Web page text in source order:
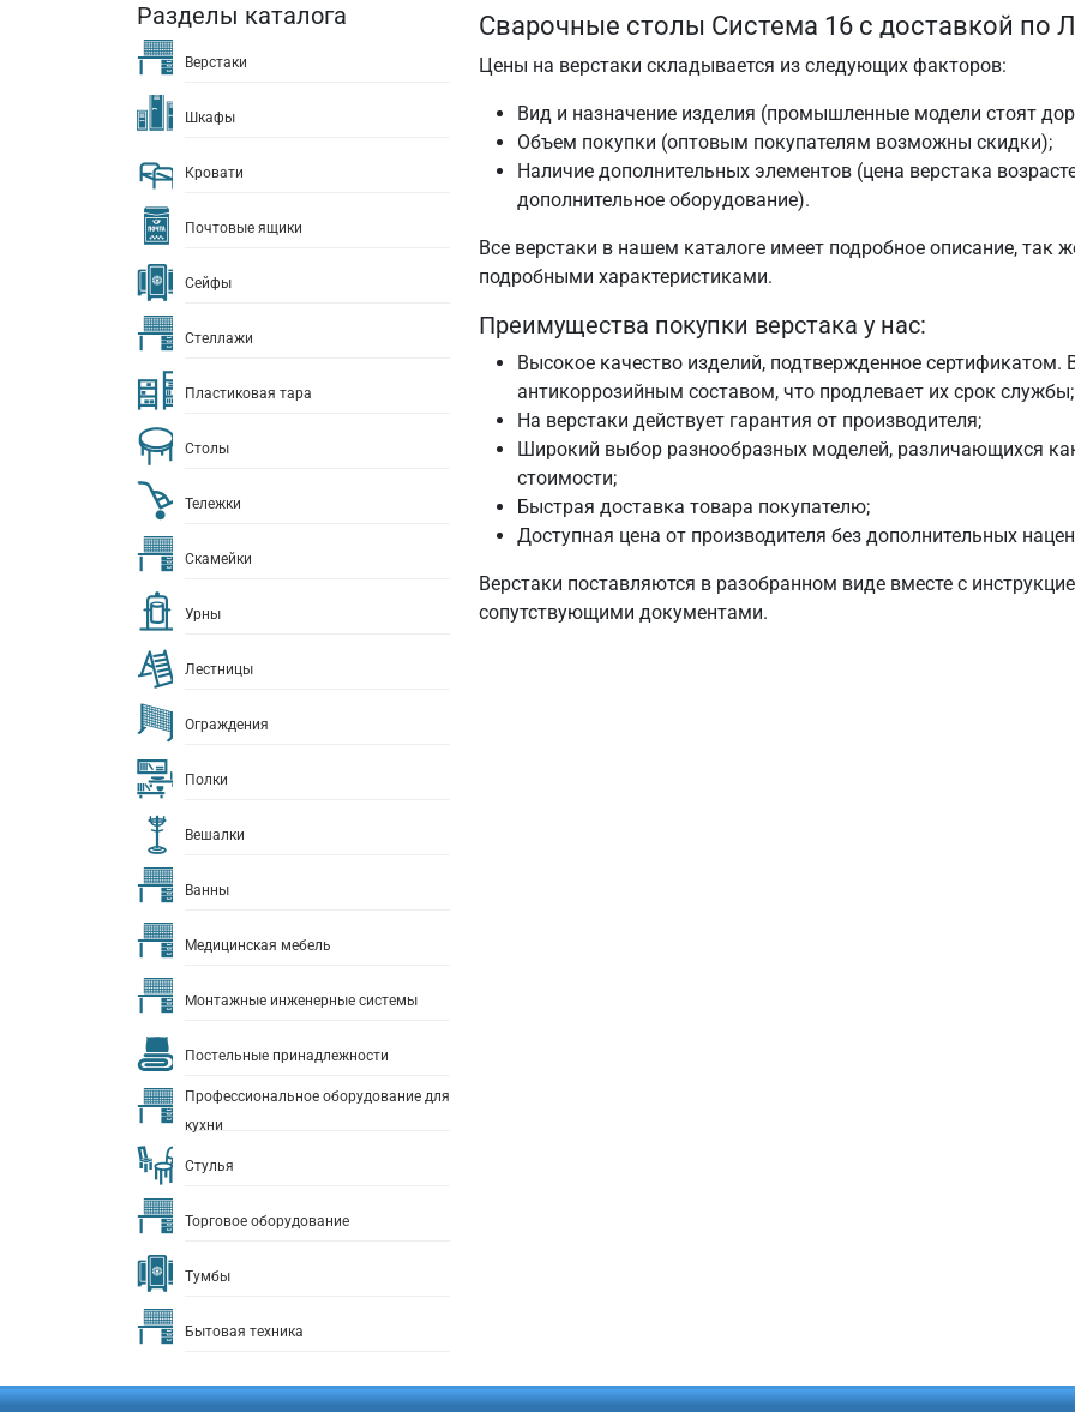
Разделы каталога
Верстаки
Шкафы
Кровати
Почтовые ящики
Сейфы
Стеллажи
Пластиковая тара
Столы
Тележки
Скамейки
Урны
Лестницы
Ограждения
Полки
Вешалки
Ванны
Медицинская мебель
Монтажные инженерные системы
Постельные принадлежности
Профессиональное оборудование для
кухни
Стулья
Торговое оборудование
Тумбы
Бытовая техника
Сварочные столы Система 16 с доставкой по
Цены на верстаки складывается из следующих факторов:
Вид и назначение изделия (промышленные модели стоят
Объем покупки (оптовым покупателям возможны скидки);
Наличие дополнительных элементов (цена верстака
дополнительное оборудование).
Все верстаки в нашем каталоге имеет подробное описание, так
подробными характеристиками.
Преимущества покупки верстака у нас:
Высокое качество изделий, подтвержденное сертификатом.
антикоррозийным составом, что продлевает их срок службы;
На верстаки действует гарантия от производителя;
Широкий выбор разнообразных моделей, различающихся
стоимости;
Быстрая доставка товара покупателю;
Доступная цена от производителя без дополнительных
Верстаки поставляются в разобранном виде вместе с
сопутствующими документами.